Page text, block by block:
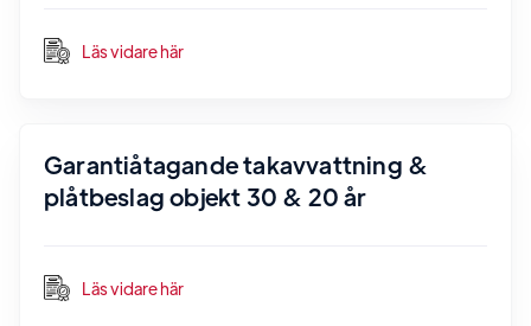
Läs vidare här
Garantiåtagande takavvattning &
plåtbeslag objekt 30 & 20 år
Läs vidare här